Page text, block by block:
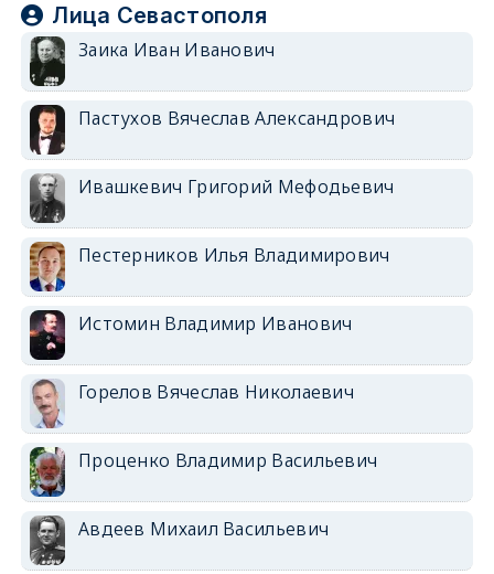
Лица Севастополя
Заика Иван Иванович
Пастухов Вячеслав Александрович
Ивашкевич Григорий Мефодьевич
Пестерников Илья Владимирович
Истомин Владимир Иванович
Горелов Вячеслав Николаевич
Проценко Владимир Васильевич
Авдеев Михаил Васильевич